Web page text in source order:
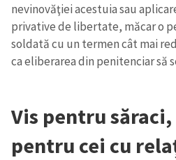
nevinovăţiei acestuia sau
privative de libertate, măcar o
soldată cu un termen cât mai
ca eliberarea din penitenciar să
Vis pentru
pentru cei cu